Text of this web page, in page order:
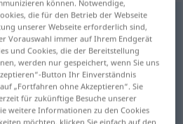
adj
anklicken/antippen)
können. Notwendige,
die für den Betrieb der Webseite
unserer Webseite erforderlich sind,
Vorauswahl immer auf Ihrem Endgerät
und Cookies, die der Bereitstellung
werden nur gespeichert, wenn Sie uns
Button Ihr Einverständnis
„Fortfahren ohne Akzeptieren“. Sie
für zukünftige Besuche unserer
weitere Informationen zu den Cookies
möchten, klicken Sie einfach auf den